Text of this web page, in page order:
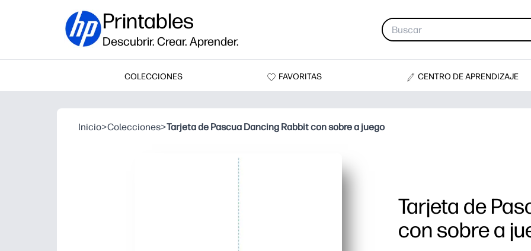
Printables
Descubrir. Crear. Aprender.
COLECCIONES FAVORITAS CENTRO DE APRENDIZAJE
Inicio>Colecciones>Tarjeta de Pascua Dancing Rabbit con sobre a juego
Tarjeta de
con sobre a